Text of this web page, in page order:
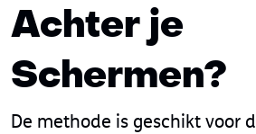
Achter je
Schermen?
De methode is geschikt voor